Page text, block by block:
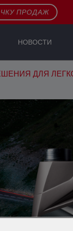
НОВОСТИ
ПРОДАЖ
ДЛЯ